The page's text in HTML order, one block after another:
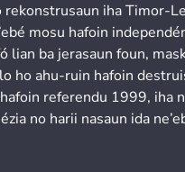
rekonstrusaun iha Timor-
mosu hafoin
lian ba jerasaun foun,
ho ahu-ruin hafoin
referendu 1999, iha
no harii nasaun ida